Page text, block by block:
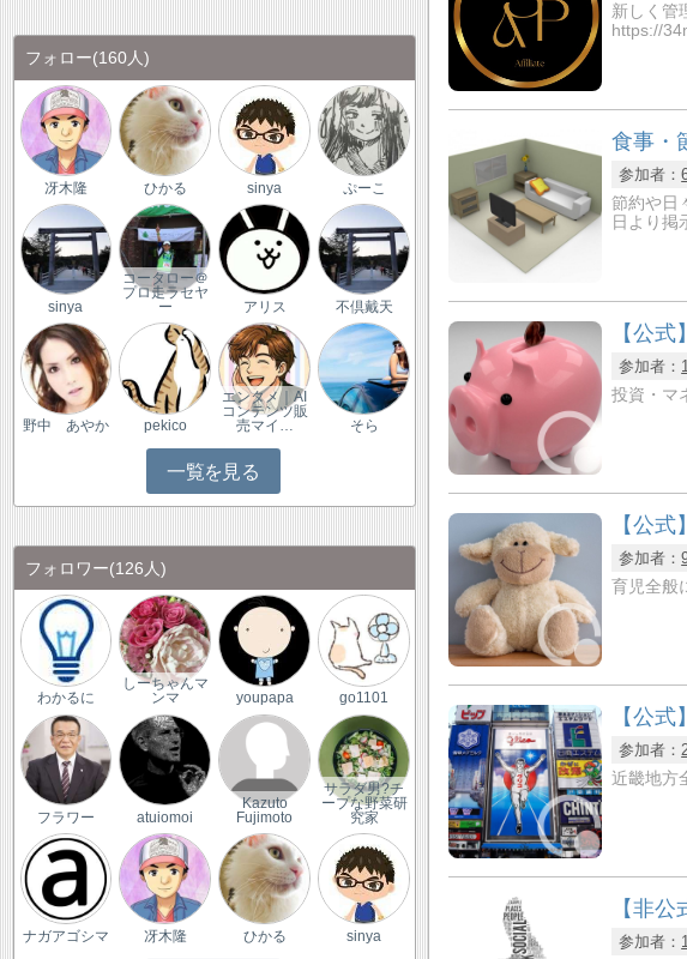
新しく管
https://
食事・
参加者：
節約や日
日より掲
【公
参加者：
投資・マ
【公
参加者：
育児全般
【公
参加者：
近畿地方
【非
参加者：
フォロー(160人)
冴木隆 ひかる sinya ぷーこ
sinya
コータロー＠
プロ走ラセヤ
ー
アリス 不倶戴天
野中 あやか pekico
エンタメ｜AI
コンテンツ販
売マイ…
そら
一覧を見る
フォロワー(126人)
わかるに
しーちゃんマ
ンマ
youpapa go1101
フラワー atuiomoi
Kazuto
Fujimoto
サラダ男?チ
ープな野菜研
究家
ナガアゴシマ 冴木隆 ひかる sinya